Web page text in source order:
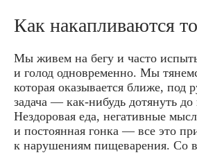
Как накапливаются
Мы живем на бегу и часто
и голод одновременно. Мы
которая оказывается ближе, под
задача — как-нибудь дотянуть до
Нездоровая еда, негативные
и постоянная гонка — все это
к нарушениям пищеварения. Со